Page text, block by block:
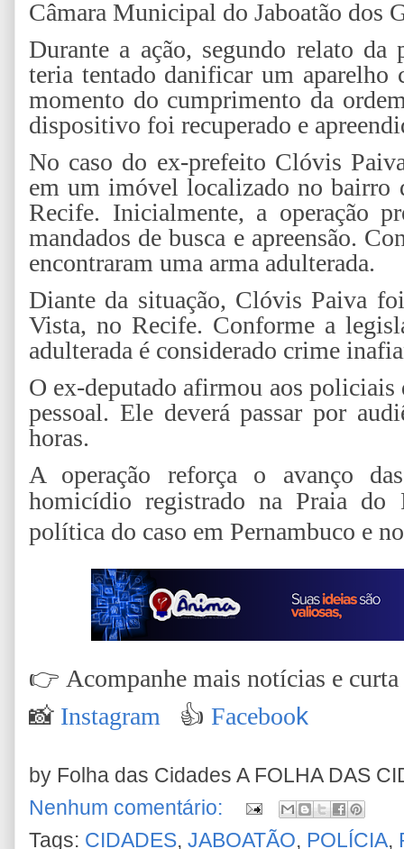
Câmara Municipal do Jaboatão dos
Durante a ação, segundo relato
teria tentado danificar um
momento do cumprimento da
dispositivo foi recuperado e
No caso do ex-prefeito Clóvis
em um imóvel localizado no bairro
Recife. Inicialmente, a operação
mandados de busca e apreensão.
encontraram uma arma adulterada.
Diante da situação, Clóvis Paiva
Vista, no Recife. Conforme a
adulterada é considerado crime
O ex-deputado afirmou aos policiais
pessoal. Ele deverá passar por
horas.
A operação reforça o avanço
homicídio registrado na Praia do
política do caso em Pernambuco e
👉 Acompanhe mais notícias e curta
📸 Instagram 👍 Facebook
by Folha das Cidades A FOLHA DAS
Nenhum comentário:
Tags: CIDADES, JABOATÃO, POLÍCIA,